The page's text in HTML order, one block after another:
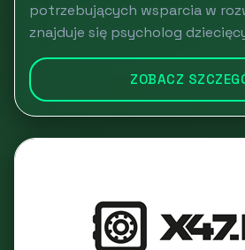
potrzebujących wsparcia w
znajduje się psycholog
ZOBACZ